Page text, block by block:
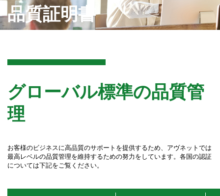
品質証明書
グローバル標準の品質管
理
お客様のビジネスに高品質のサポートを提供するため、アヴネットでは
最高レベルの品質管理を維持するための努力をしています。各国の認証
については下記をご覧ください。